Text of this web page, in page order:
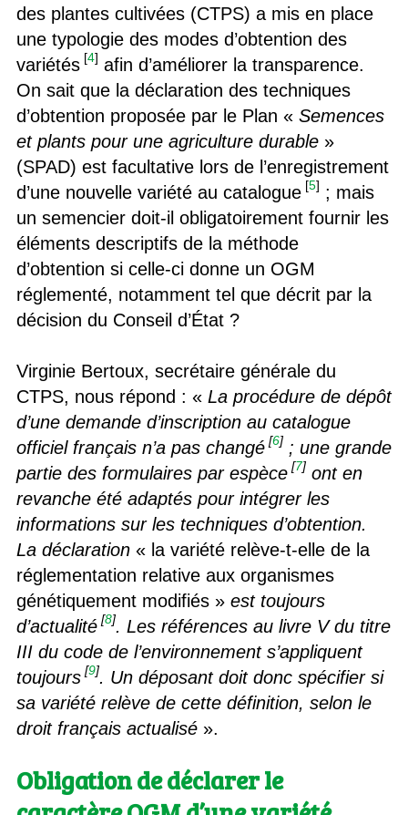
des plantes cultivées (CTPS) a mis en place
une typologie des modes d’obtention des
variétés [4] afin d’améliorer la transparence.
On sait que la déclaration des techniques
d’obtention proposée par le Plan « Semences
et plants pour une agriculture durable»
(SPAD) est facultative lors de l’enregistrement
d’une nouvelle variété au catalogue [5] ; mais
un semencier doit-il obligatoirement fournir les
éléments descriptifs de la méthode
d’obtention si celle-ci donne un OGM
réglementé, notamment tel que décrit par la
décision du Conseil d’État ?
Virginie Bertoux, secrétaire générale du
CTPS, nous répond : « La procédure de dépôt
d’une demande d’inscription au catalogue
officiel français n’a pas changé [6] ; une grande
partie des formulaires par espèce [7] ont en
revanche été adaptés pour intégrer les
informations sur les techniques d’obtention.
La déclaration « la variété relève-t-elle de la
réglementation relative aux organismes
génétiquement modifiés » est toujours
d’actualité [8]. Les références au livre V du titre
III du code de l’environnement s’appliquent
toujours [9]. Un déposant doit donc spécifier si
sa variété relève de cette définition, selon le
droit français actualisé».
Obligation de déclarer le